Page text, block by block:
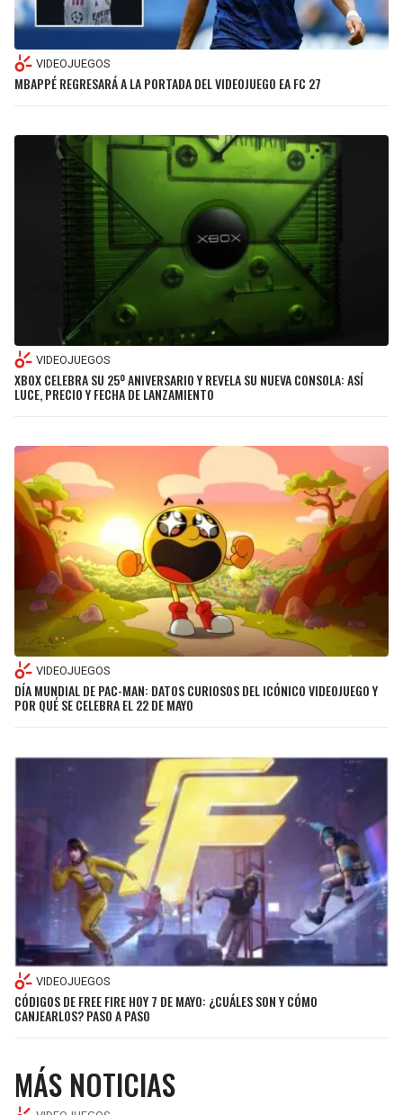
LIGA DE EXPANSIÓN MX
LEAGUES CUP
UEFA EUROPA LEAGUE
UEFA CONFERENCE LEAGUE
MLS
COPA SUDAMERICANA
LIGA BETPLAY
OTRAS LIGAS
CHARGERS
RAVENS
BENGALS
BROWNS
STEELERS
TEXANS
TITANS
COWBOYS
GIANTS
EAGLES
CARDINALS
SEAHAWKS
BEARS
PACKERS
FALCONS
PISTONS
PACERS
BUCKS
HAWKS
WARRIORS
CLIPPERS
LAKERS
SUNS
MAVERICKS
PELICANS
SPURS
NUGGETS
TIMBERWOLVES
TRAIL BLAZERS
VIDEOJUEGOS
MBAPPÉ REGRESARÁ A LA PORTADA DEL VIDEOJUEGO EA FC 27
VIDEOJUEGOS
XBOX CELEBRA SU 25º ANIVERSARIO Y REVELA SU NUEVA CONSOLA: ASÍ
LUCE, PRECIO Y FECHA DE LANZAMIENTO
VIDEOJUEGOS
DÍA MUNDIAL DE PAC-MAN: DATOS CURIOSOS DEL ICÓNICO VIDEOJUEGO Y
POR QUÉ SE CELEBRA EL 22 DE MAYO
VIDEOJUEGOS
CÓDIGOS DE FREE FIRE HOY 7 DE MAYO: ¿CUÁLES SON Y CÓMO
CANJEARLOS? PASO A PASO
MÁS NOTICIAS